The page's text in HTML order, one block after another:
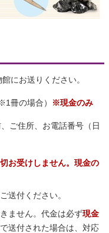
にお送りください。
冊の場合） ※現金のみ
ご住所、お電話番号（日
お受けしません。現金の
送付ください。
ません。代金は必ず現金
送付された場合は、対応